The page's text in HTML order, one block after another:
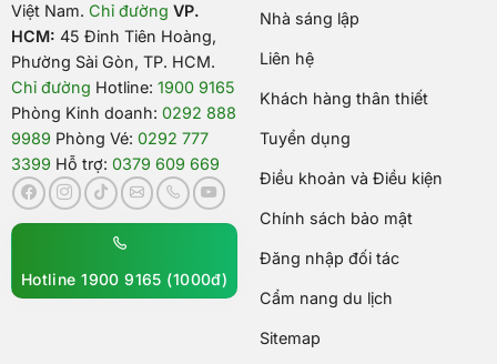
Việt Nam. Chỉ đường VP.
HCM: 45 Đinh Tiên Hoàng,
Phường Sài Gòn, TP. HCM.
Chỉ đường Hotline: 1900 9165
Phòng Kinh doanh: 0292 888
9989 Phòng Vé: 0292 777
3399 Hỗ trợ: 0379 609 669
Hotline 1900 9165 (1000đ)
Nhà sáng lập
Liên hệ
Khách hàng thân thiết
Tuyển dụng
Điều khoản và Điều kiện
Chính sách bảo mật
Đăng nhập đối tác
Cẩm nang du lịch
Sitemap